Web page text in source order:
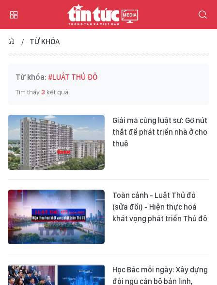
TỪ KHÓA
Từ khóa: #LUẬT THỦ ĐÔ
Tìm thấy 3 kết quả
Giải mã cùng luật sư: Gỡ nút
thắt để phát triển nhà ở cho
thuê
Toàn cảnh - Luật Thủ đô
(sửa đổi) - Hiện thực hoá
khát vọng phát triển Thủ đô
Học Bác mỗi ngày: Xây dựng
đội ngũ cán bộ bản lĩnh,